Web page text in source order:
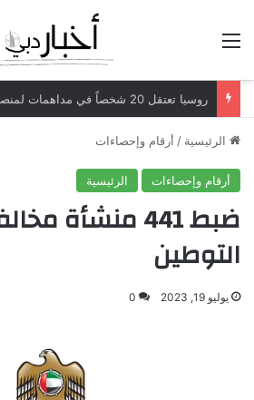
الرئيسية / أرقام وإحصاءات
أرقام وإحصاءات الرئيسية
ضبط 441 منشأة
التوطين
يوليو 19, 2023 0